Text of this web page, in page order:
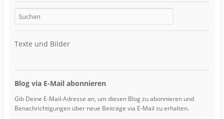
Texte und Bilder
Blog via E-Mail abonnieren
Gib Deine E-Mail-Adresse an, um diesen Blog zu abonnieren und
Benachrichtigungen über neue Beiträge via E-Mail zu erhalten.